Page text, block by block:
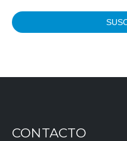
CONTACTO